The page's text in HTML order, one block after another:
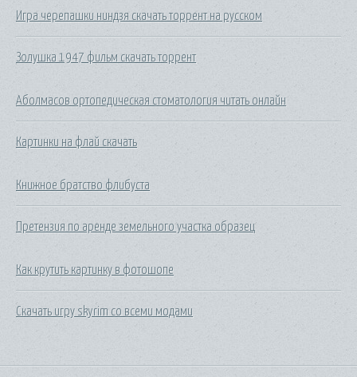
Игра черепашки ниндзя скачать торрент на русском
Золушка 1947 фильм скачать торрент
Аболмасов ортопедическая стоматология читать онлайн
Картинки на флай скачать
Книжное братство флибуста
Претензия по аренде земельного участка образец
Как крутить картинку в фотошопе
Скачать игру skyrim со всеми модами